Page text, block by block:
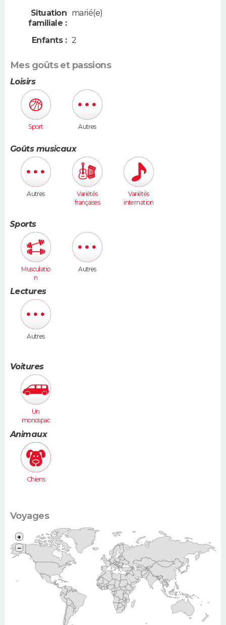
Situation
familiale :
marié(e)
Enfants : 2
Mes goûts et passions
Loisirs
Sport Autres
Goûts musicaux
Autres
Variétés
françaises
Variétés
internation
Sports
Musculatio
n
Autres
Lectures
Autres
Voitures
Un
monospac
e (Espace,
Scénic,
Xsara
Picasso...)
Animaux
Chiens
Voyages
+
−